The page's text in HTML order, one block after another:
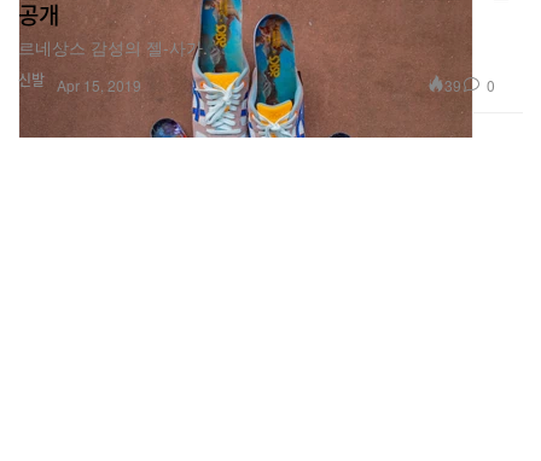
신발
공개
르네상스 감성의 젤-사가.
Apr 15, 2019 39 0